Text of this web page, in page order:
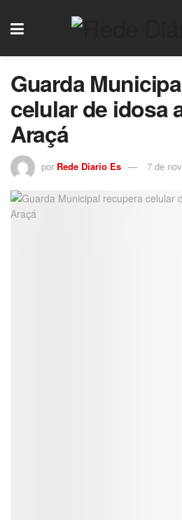
Guarda
celular de idosa
Araçá
por Rede Diario Es 7 de